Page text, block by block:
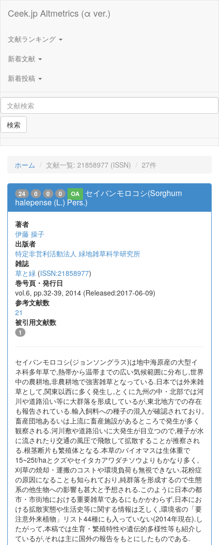
Ceek.jp Altmetrics (α ver.)
文献ランキング
新着文献
新着投稿
検索
ホーム 文献一覧: 21858977 (ISSN) 27件
24 0 0 0 OA
セイバンモロコシ(Sorghum
halepense (L.) Pers.)
著者
伊藤 操子
出版者
特定非営利活動法人 緑地雑草科学研究所
雑誌
草と緑 (ISSN:21858977)
巻号頁・発行日
vol.6, pp.32-39, 2014 (Released:2017-06-09)
参考文献数
21
被引用文献数
1
セイバンモロコシ(ジョンソングラス)は地中海原産の大型イ
ネ科多年草で,熱帯から温帯までの広い気候範囲に分布し,世界
中の農耕地,非農耕地で強害雑草となっている.日本では外来雑
草として,関東以西に多く発生し,とくに九州の中・北部では河
川や道路沿い等に大群落を形成しているが,東北地方での存在
も報告されている.輸入飼料への種子の混入が確認されており,
畜産団地あるいは上流に畜産施設があるところで発生が多く
観察される.河川敷や道路沿いに大発生が目立つので,種子が水
に流されたり交通の風圧で飛散して拡散することが推察され
る.根茎断片も繁殖体となる.本草のバイオマスは生体重で
15~25t/haとクズやセイタカアワダチソウよりもかなり多く,
刈草の焼却・運搬のコストや環境負荷も無視できない.花粉症
の原因になることも知られており,純群落を形成するので生態
系の他生物への影響も甚大と予想される.このように日本の都
市・市街地における重要雑草であるにもかかわらず,日本にお
ける拡散実態や生活史等に関する情報は乏しく,環境省の「要
注意外来植物」リスト44種にも入っていない(2014年現在).し
たがって,本稿では生育・繁殖特性や遺伝的多様性等も紹介し
ているが,それは主に国外の報告をもとにしたものである.